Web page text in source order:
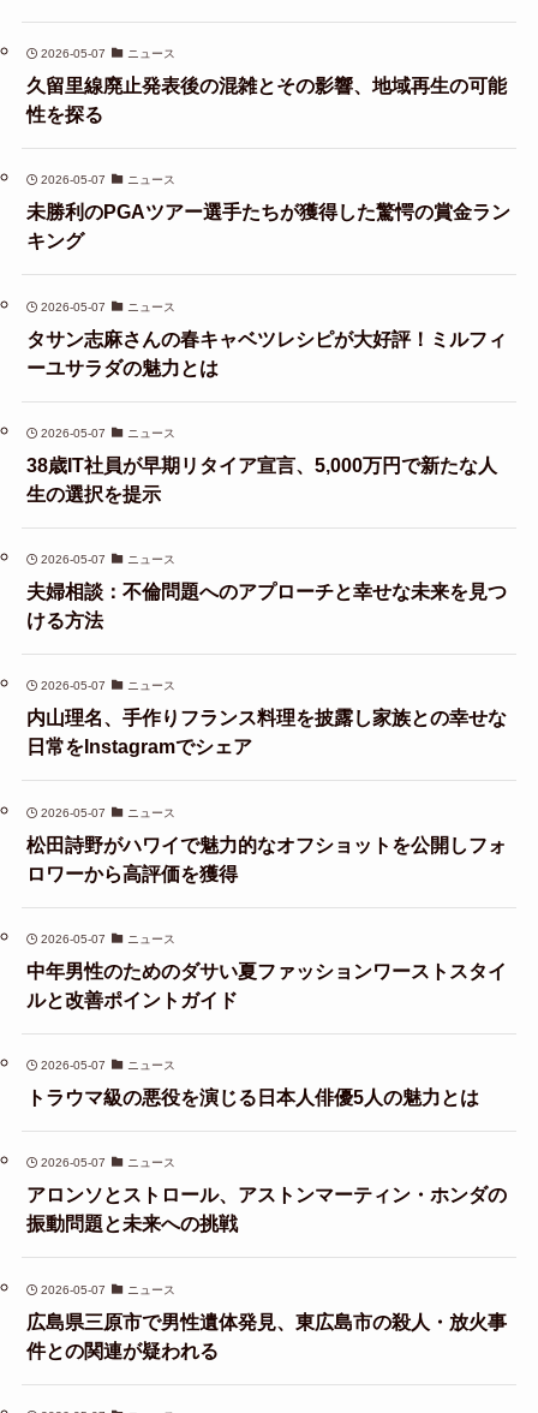
2026-05-07 ニュース
久留里線廃止発表後の混雑とその影響、地域再生の可能
性を探る
2026-05-07 ニュース
未勝利のPGAツアー選手たちが獲得した驚愕の賞金ラン
キング
2026-05-07 ニュース
タサン志麻さんの春キャベツレシピが大好評！ミルフィ
ーユサラダの魅力とは
2026-05-07 ニュース
38歳IT社員が早期リタイア宣言、5,000万円で新たな人
生の選択を提示
2026-05-07 ニュース
夫婦相談：不倫問題へのアプローチと幸せな未来を見つ
ける方法
2026-05-07 ニュース
内山理名、手作りフランス料理を披露し家族との幸せな
日常をInstagramでシェア
2026-05-07 ニュース
松田詩野がハワイで魅力的なオフショットを公開しフォ
ロワーから高評価を獲得
2026-05-07 ニュース
中年男性のためのダサい夏ファッションワーストスタイ
ルと改善ポイントガイド
2026-05-07 ニュース
トラウマ級の悪役を演じる日本人俳優5人の魅力とは
2026-05-07 ニュース
アロンソとストロール、アストンマーティン・ホンダの
振動問題と未来への挑戦
2026-05-07 ニュース
広島県三原市で男性遺体発見、東広島市の殺人・放火事
件との関連が疑われる